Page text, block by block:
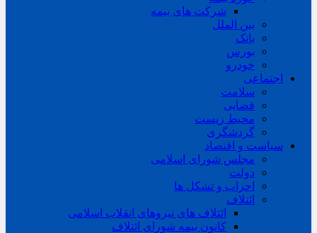
شرکت های بیمه
بین الملل
بانک
بورس
خودرو
اجتماعی
سلامت
قضایی
محیط زیست
گردشگری
سیاست و اقتصاد
مجلس شورای اسلامی
دولت
احزاب و تشکل ها
ائتلاف
ائتلاف های نیروهای انقلاب اسلامی
کانون بیمه شورای ائتلاف